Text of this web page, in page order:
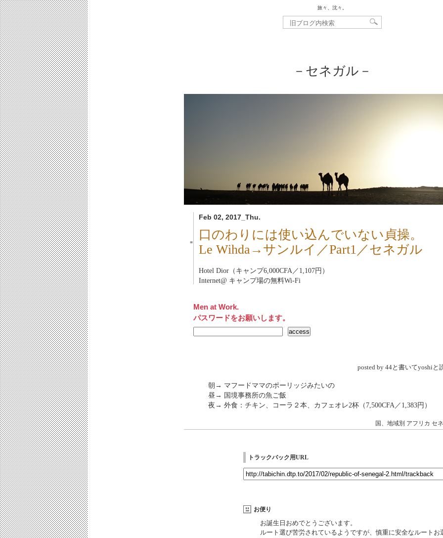
旅々、沈々。
－セネガル－
Feb 02, 2017_Thu.
■
口のわりには使い込んでいない貞操。
Le Wihda→サンルイ／Part1／セネガル
Hotel Dior（キャンプ6,000CFA／1,107円）
Internet@ キャンプ場の無料Wi-Fi
Men at Work.
パスワードをお願いします。
posted by 44と書いてyoshiと
朝→ マフードママのポーリッジみたいの
昼→ 国境事務所の魚ご飯
夜→ 外食：チキン、コーラ２本、カフェオレ2杯（7,500CFA／1,383円）
国、地域別 アフリカ セ
トラックバック用URL
お便り
お誕生日おめでとうございます。
ルート選び苦労されているようですが、慎重に安全なルートお